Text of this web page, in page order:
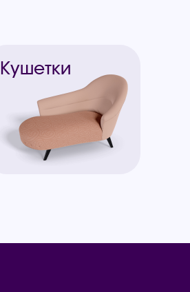
Кушетки